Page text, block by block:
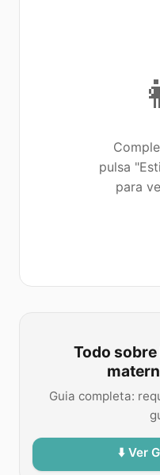
pulsa
para
Todo
Guia completa:
⬇️ Ver